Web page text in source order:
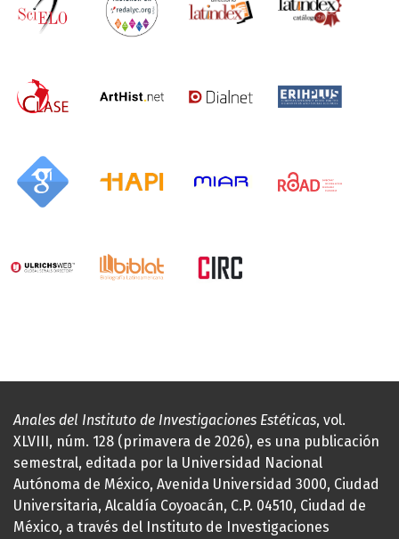
Anales del Instituto de Investigaciones Estéticas, vol.
XLVIII, núm. 128 (primavera de 2026), es una publicación
semestral, editada por la Universidad Nacional
Autónoma de México, Avenida Universidad 3000, Ciudad
Universitaria, Alcaldía Coyoacán, C.P. 04510, Ciudad de
México, a través del Instituto de Investigaciones